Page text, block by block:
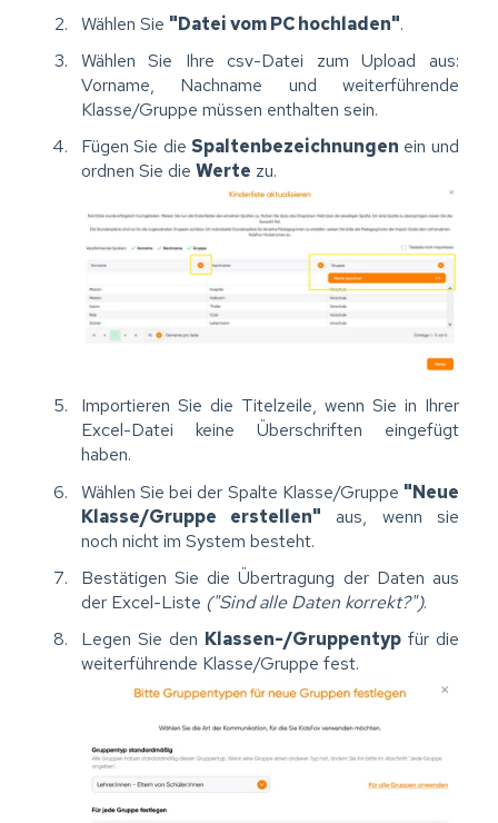
Wählen Sie "Datei vom PC hochladen".
Wählen Sie Ihre csv-Datei zum Upload aus:
Vorname, Nachname und weiterführende
Klasse/Gruppe müssen enthalten sein.
Fügen Sie die Spaltenbezeichnungen ein und
ordnen Sie die Werte zu.
Importieren Sie die Titelzeile, wenn Sie in Ihrer
Excel-Datei keine Überschriften eingefügt
haben.
Wählen Sie bei der Spalte Klasse/Gruppe "Neue
Klasse/Gruppe erstellen" aus, wenn sie
noch nicht im System besteht.
Bestätigen Sie die Übertragung der Daten aus
der Excel-Liste ("Sind alle Daten korrekt?").
Legen Sie den Klassen-/Gruppentypfür die
weiterführende Klasse/Gruppe fest.